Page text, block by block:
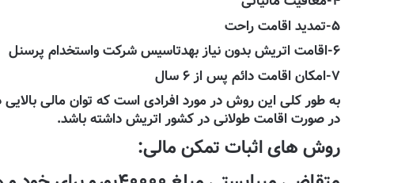
۵-تمدید اقامت راحت
۶-اقامت اتریش بدون نیاز بهدتاسیس شرکت واستخدام پرسنل
۷-امکان اقامت دائم پس از ۶ سال
به طور کلی این روش در مورد افرادی است که توان مالی
در صورت اقامت طولانی در کشور اتریش داشته باشد.
روش های اثبات تمکن مالی: